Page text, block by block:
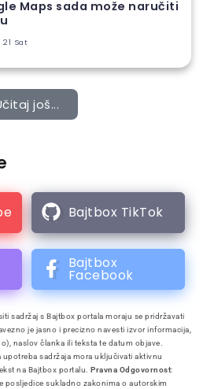
Maps sada može naručiti
21 Sat
još...
Bajtbox TikTok
Bajtbox
Facebook
sadržaj s Bajtbox portala moraju se pridržavati
je jasno i precizno navesti izvor informacija,
naslov članka ili teksta te datum objave.
upotreba sadržaja mora uključivati aktivnu
na Bajtbox portalu. Pravna Odgovornost:
posljedice sukladno zakonima o autorskim